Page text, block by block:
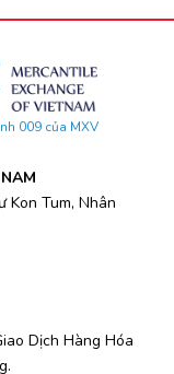
009 của MXV
Kon Tum, Nhân
Dịch Hàng Hóa